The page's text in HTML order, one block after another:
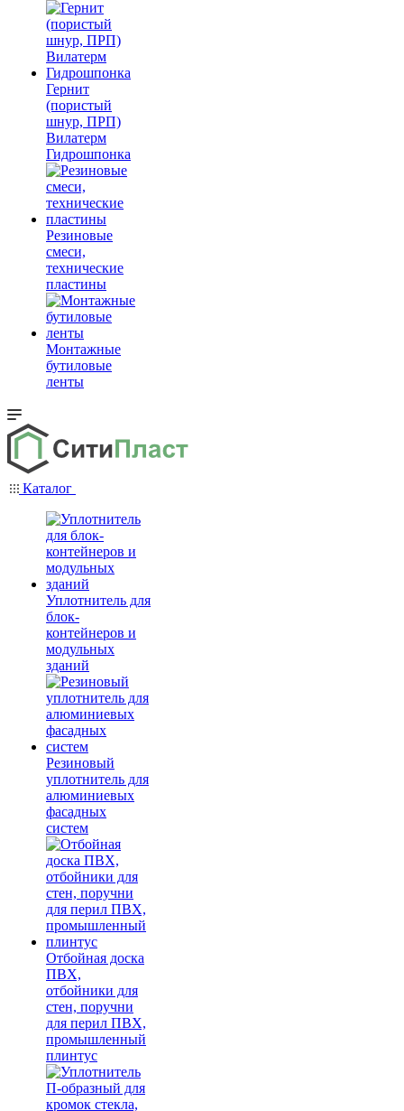
Гернит
(пористый
шнур, ПРП)
Вилатерм
Гидрошпонка
Резиновые
смеси,
технические
пластины
Монтажные
бутиловые
ленты
Каталог
Уплотнитель для
блок-
контейнеров и
модульных
зданий
Резиновый
уплотнитель для
алюминиевых
фасадных
систем
Отбойная доска
ПВХ,
отбойники для
стен, поручни
для перил ПВХ,
промышленный
плинтус